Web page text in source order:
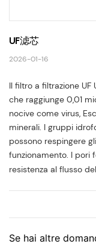
UF滤芯
2026-01-16
Il filtro a filtrazione UF
che raggiunge 0,01
nocive come virus,
minerali. I gruppi
possono respingere
funzionamento. I pori
resistenza al flusso
Se hai altre